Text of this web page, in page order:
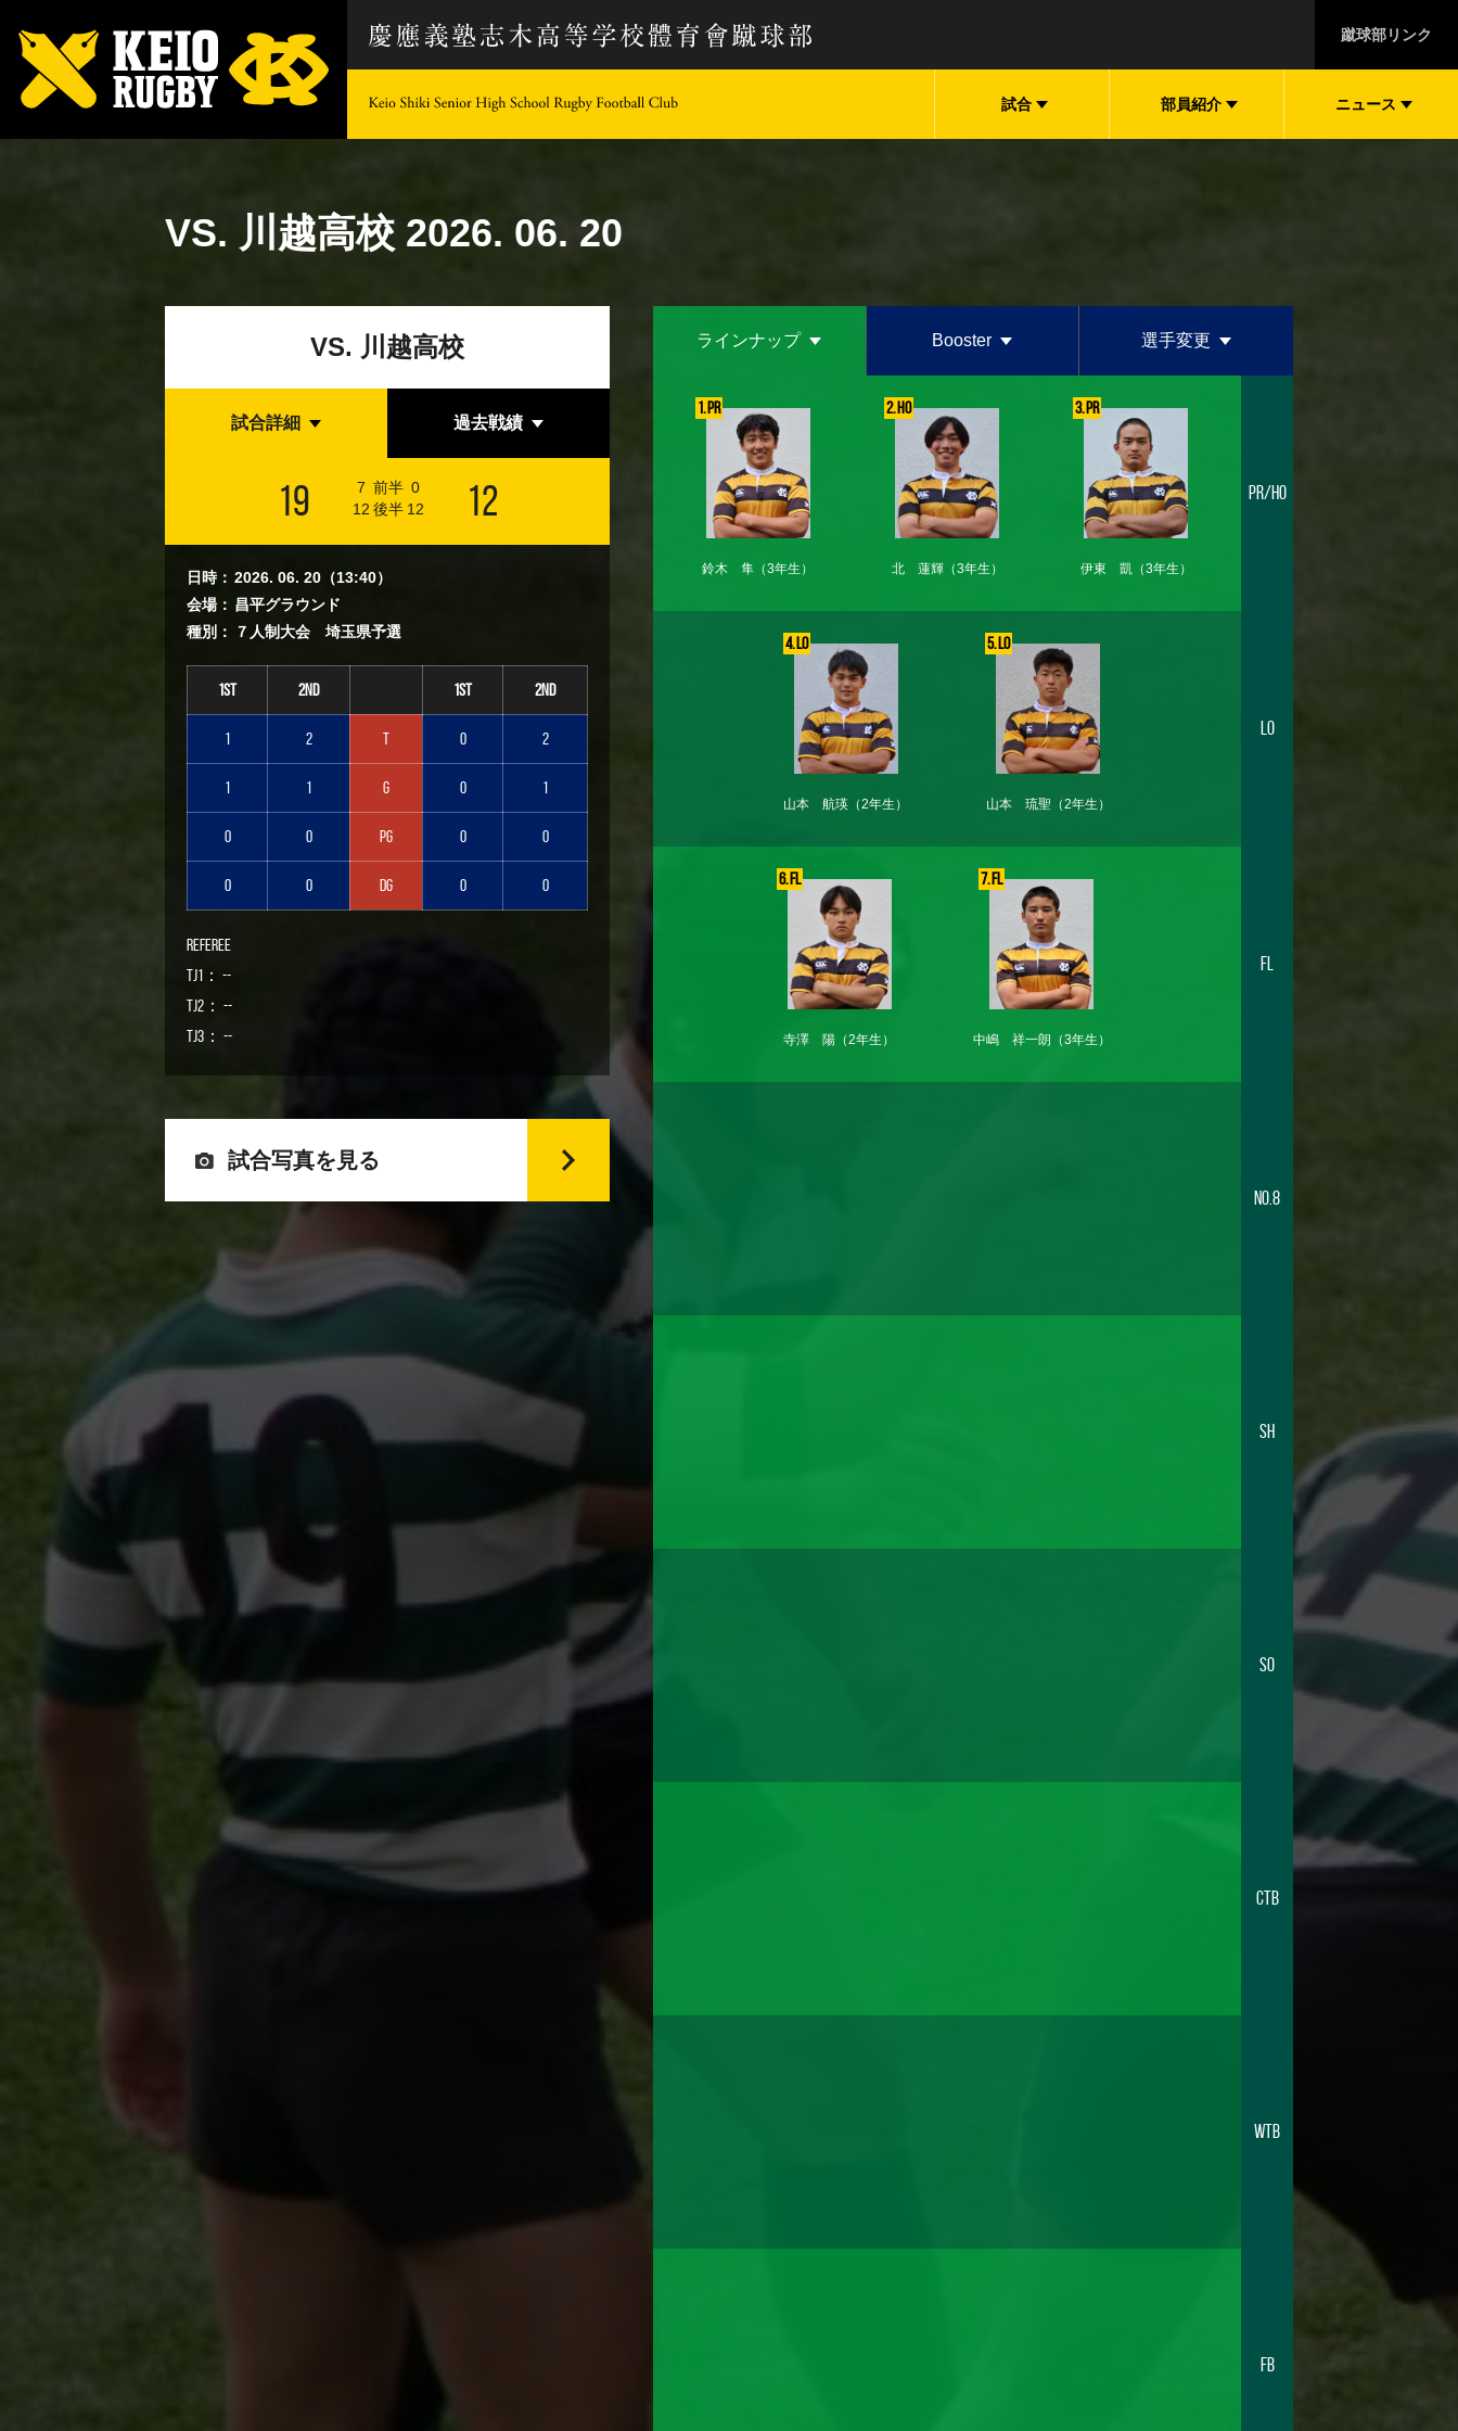
蹴球部リンク
試合 部員紹介 ニュース
VS. 川越高校 2026. 06. 20
VS. 川越高校
試合詳細 過去戦績
19 7 前半 0
12 後半 12 12
日時： 2026. 06. 20（13:40）
会場： 昌平グラウンド
種別：
７人制大会 埼玉県予選
1st 2nd 1st 2nd
1 2 T 0 2
1 1 G 0 1
0 0 PG 0 0
0 0 DG 0 0
Referee
TJ1： --
TJ2： --
TJ3： --
試合写真を見る
ラインナップ Booster 選手変更
1. PR
鈴木 隼 （3年生）
2. HO
北 蓮輝（3年生）
3. PR
伊東 凱（3年生）
PR/HO
4. LO
山本 航瑛 （2年生）
5. LO
山本 琉聖 （2年生）
LO
6. FL
寺澤 陽 （2年生）
7. FL
中嶋 祥一朗 （3年生）
FL
No.8
SH
SO
CTB
WTB
FB